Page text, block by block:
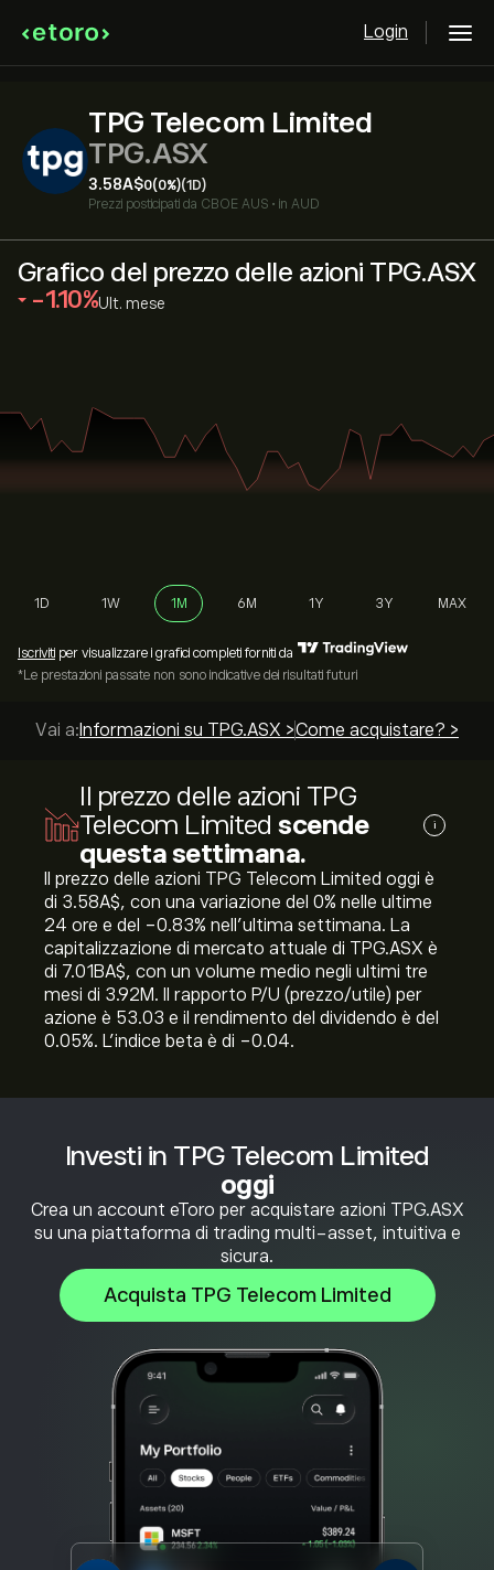
Login
TPG Telecom Limited
TPG.ASX
3.58‎A$‎0(0%)(1D)
Prezzi posticipati da CBOE AUS • in AUD
Investi in TPG Telecom Limited
oggi
Crea un account eToro per acquistare azioni TPG.ASX
su una piattaforma di trading multi-asset, intuitiva e
sicura.
Acquista TPG Telecom Limited
Grafico del prezzo delle azioni TPG.ASX
‎-1.10‎ Ult. mese
1D 1W 1M 6M 1Y 3Y MAX
Iscriviti per visualizzare i grafici completi forniti da
*Le prestazioni passate non sono indicative dei risultati futuri
Vai a: Informazioni su TPG.ASX >Come acquistare? >
Il prezzo delle azioni TPG
Telecom Limited scende
questa settimana.
i
Il prezzo delle azioni TPG Telecom Limited oggi è
di 3.58‎A$‎, con una variazione del ‎0‎% nelle ultime
24 ore e del ‎-0.83‎% nell'ultima settimana. La
capitalizzazione di mercato attuale di TPG.ASX è
di 7.01B‎A$‎, con un volume medio negli ultimi tre
mesi di 3.92M. Il rapporto P/U (prezzo/utile) per
azione è 53.03 e il rendimento del dividendo è del
0.05%. L'indice beta è di -0.04.